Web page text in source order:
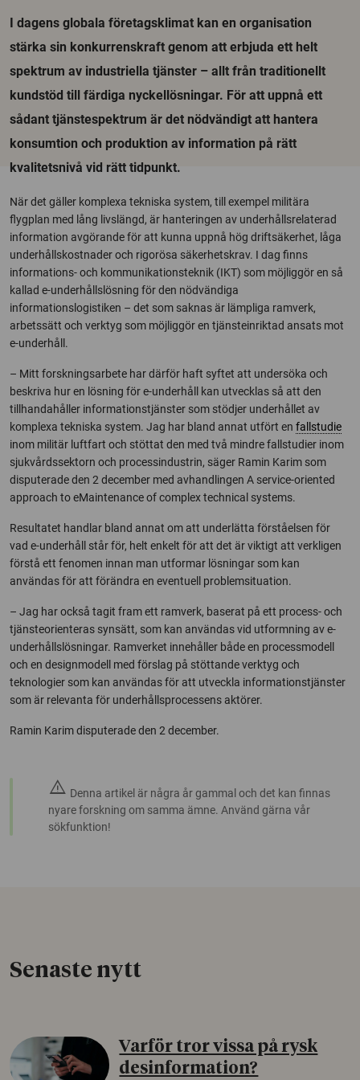
I dagens globala företagsklimat kan en organisation
stärka sin konkurrenskraft genom att erbjuda ett helt
spektrum av industriella tjänster – allt från traditionellt
kundstöd till färdiga nyckellösningar. För att uppnå ett
sådant tjänstespektrum är det nödvändigt att hantera
konsumtion och produktion av information på rätt
kvalitetsnivå vid rätt tidpunkt.
När det gäller komplexa tekniska system, till exempel militära
flygplan med lång livslängd, är hanteringen av underhållsrelaterad
information avgörande för att kunna uppnå hög driftsäkerhet, låga
underhållskostnader och rigorösa säkerhetskrav. I dag finns
informations- och kommunikationsteknik (IKT) som möjliggör en så
kallad e-underhållslösning för den nödvändiga
informationslogistiken – det som saknas är lämpliga ramverk,
arbetssätt och verktyg som möjliggör en tjänsteinriktad ansats mot
e-underhåll.
– Mitt forskningsarbete har därför haft syftet att undersöka och
beskriva hur en lösning för e-underhåll kan utvecklas så att den
tillhandahåller informationstjänster som stödjer underhållet av
komplexa tekniska system. Jag har bland annat utfört en fallstudie
inom militär luftfart och stöttat den med två mindre fallstudier inom
sjukvårdssektorn och processindustrin, säger Ramin Karim som
disputerade den 2 december med avhandlingen A service-oriented
approach to eMaintenance of complex technical systems.
Resultatet handlar bland annat om att underlätta förståelsen för
vad e-underhåll står för, helt enkelt för att det är viktigt att verkligen
förstå ett fenomen innan man utformar lösningar som kan
användas för att förändra en eventuell problemsituation.
– Jag har också tagit fram ett ramverk, baserat på ett process- och
tjänsteorienteras synsätt, som kan användas vid utformning av e-
underhållslösningar. Ramverket innehåller både en processmodell
och en designmodell med förslag på stöttande verktyg och
teknologier som kan användas för att utveckla informationstjänster
som är relevanta för underhållsprocessens aktörer.
Ramin Karim disputerade den 2 december.
warning Denna artikel är några år gammal och det kan finnas
nyare forskning om samma ämne. Använd gärna vår
sökfunktion!
Senaste nytt
Varför tror vissa på rysk
desinformation?